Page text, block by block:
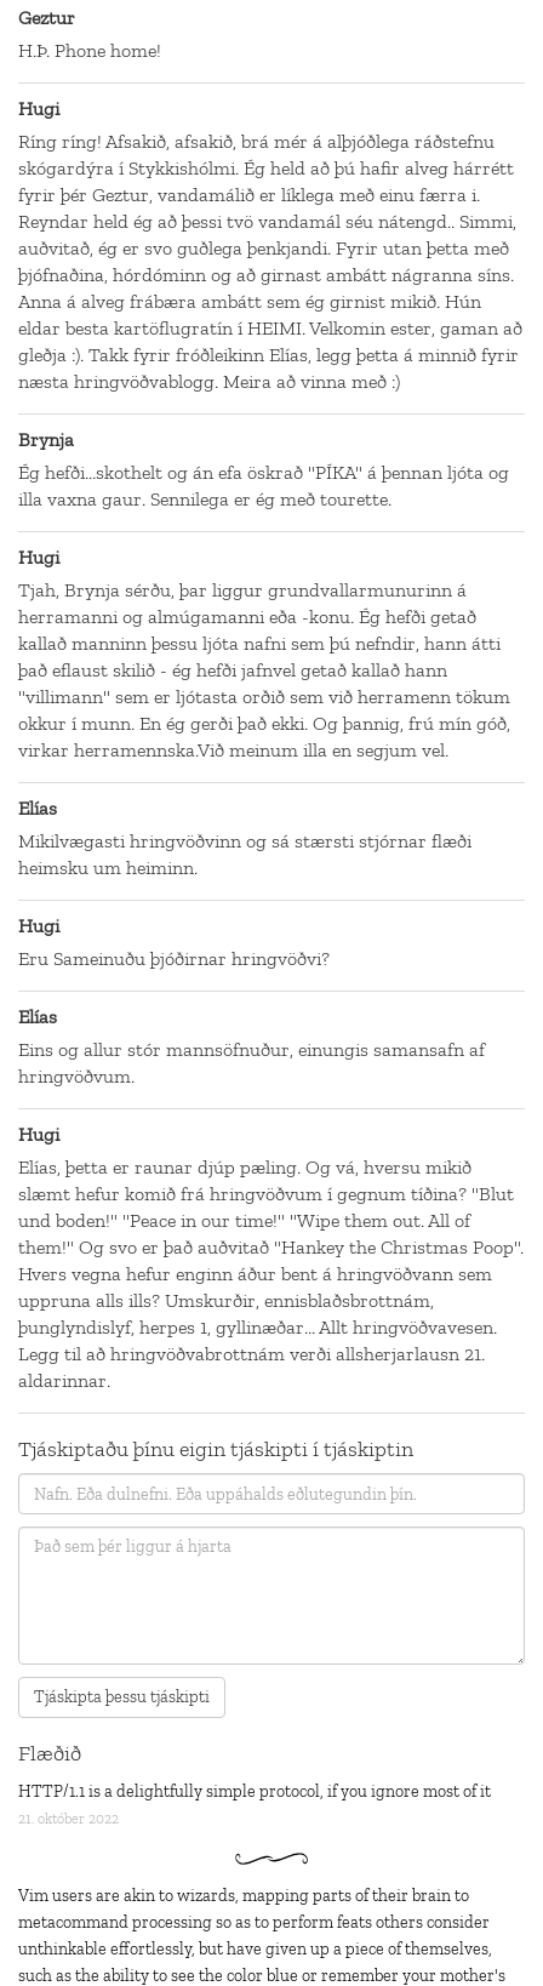
Geztur
H.Þ. Phone home!
Hugi
Ríng ríng! Afsakið, afsakið, brá mér á alþjóðlega ráðstefnu
skógardýra í Stykkishólmi. Ég held að þú hafir alveg hárrétt
fyrir þér Geztur, vandamálið er líklega með einu færra i.
Reyndar held ég að þessi tvö vandamál séu nátengd.. Simmi,
auðvitað, ég er svo guðlega þenkjandi. Fyrir utan þetta með
þjófnaðina, hórdóminn og að girnast ambátt nágranna síns.
Anna á alveg frábæra ambátt sem ég girnist mikið. Hún
eldar besta kartöflugratín í HEIMI. Velkomin ester, gaman að
gleðja :). Takk fyrir fróðleikinn Elías, legg þetta á minnið fyrir
næsta hringvöðvablogg. Meira að vinna með :)
Brynja
Ég hefði...skothelt og án efa öskrað "PÍKA" á þennan ljóta og
illa vaxna gaur. Sennilega er ég með tourette.
Hugi
Tjah, Brynja sérðu, þar liggur grundvallarmunurinn á
herramanni og almúgamanni eða -konu. Ég hefði getað
kallað manninn þessu ljóta nafni sem þú nefndir, hann átti
það eflaust skilið - ég hefði jafnvel getað kallað hann
"villimann" sem er ljótasta orðið sem við herramenn tökum
okkur í munn. En ég gerði það ekki. Og þannig, frú mín góð,
virkar herramennska.Við meinum illa en segjum vel.
Elías
Mikilvægasti hringvöðvinn og sá stærsti stjórnar flæði
heimsku um heiminn.
Hugi
Eru Sameinuðu þjóðirnar hringvöðvi?
Elías
Eins og allur stór mannsöfnuður, einungis samansafn af
hringvöðvum.
Hugi
Elías, þetta er raunar djúp pæling. Og vá, hversu mikið
slæmt hefur komið frá hringvöðvum í gegnum tíðina? "Blut
und boden!" "Peace in our time!" "Wipe them out. All of
them!" Og svo er það auðvitað "Hankey the Christmas Poop".
Hvers vegna hefur enginn áður bent á hringvöðvann sem
uppruna alls ills? Umskurðir, ennisblaðsbrottnám,
þunglyndislyf, herpes 1, gyllinæðar... Allt hringvöðvavesen.
Legg til að hringvöðvabrottnám verði allsherjarlausn 21.
aldarinnar.
Tjáskiptaðu þínu eigin tjáskipti í tjáskiptin
Flæðið
HTTP/1.1 is a delightfully simple protocol, if you ignore most of it
21. október 2022
Vim users are akin to wizards, mapping parts of their brain to
metacommand processing so as to perform feats others consider
unthinkable effortlessly, but have given up a piece of themselves,
such as the ability to see the color blue or remember your mother's